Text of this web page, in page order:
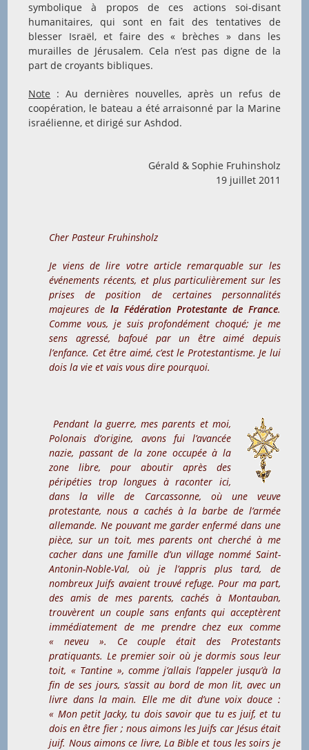
symbolique à propos de ces actions soi-disant
humanitaires, qui sont en fait des tentatives de
blesser Israël, et faire des « brèches » dans les
murailles de Jérusalem. Cela n’est pas digne de la
part de croyants bibliques.
Note : Au dernières nouvelles, après un refus de
coopération, le bateau a été arraisonné par la Marine
israélienne, et dirigé sur Ashdod.
Gérald & Sophie Fruhinsholz
19 juillet 2011
Cher Pasteur Fruhinsholz
Je viens de lire votre article remarquable sur les
événements récents, et plus particulièrement sur les
prises de position de certaines personnalités
majeures dela Fédération Protestante de France.
Comme vous, je suis profondément choqué; je me
sens agressé, bafoué par un être aimé depuis
l’enfance. Cet être aimé, c’est le Protestantisme. Je lui
dois la vie et vais vous dire pourquoi.
Pendant la guerre, mes parents et moi,
Polonais d’origine, avons fui l’avancée
nazie, passant de la zone occupée à la
zone libre, pour aboutir après des
péripéties trop longues à raconter ici,
dans la ville de Carcassonne, où une veuve
protestante, nous a cachés à la barbe de l’armée
allemande. Ne pouvant me garder enfermé dans une
pièce, sur un toit, mes parents ont cherché à me
cacher dans une famille d’un village nommé Saint-
Antonin-Noble-Val, où je l’appris plus tard, de
nombreux Juifs avaient trouvé refuge. Pour ma part,
des amis de mes parents, cachés à Montauban,
trouvèrent un couple sans enfants qui acceptèrent
immédiatement de me prendre chez eux comme
« neveu ». Ce couple était des Protestants
pratiquants. Le premier soir où je dormis sous leur
toit, « Tantine », comme j’allais l’appeler jusqu’à la
fin de ses jours, s’assit au bord de mon lit, avec un
livre dans la main. Elle me dit d’une voix douce :
« Mon petit Jacky, tu dois savoir que tu es juif, et tu
dois en être fier ; nous aimons les Juifs car Jésus était
juif. Nous aimons ce livre, La Bible et tous les soirs je